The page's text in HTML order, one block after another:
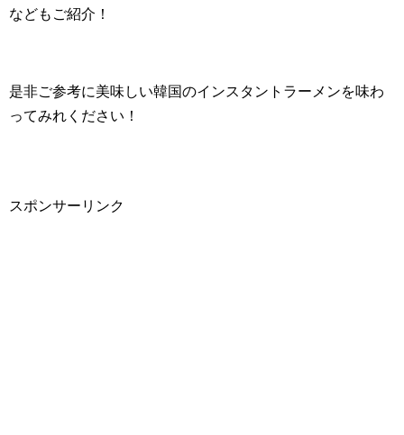
などもご紹介！
是非ご参考に美味しい韓国のインスタントラーメンを味わ
ってみれください！
スポンサーリンク